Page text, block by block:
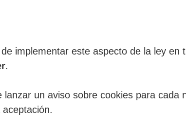
implementar este aspecto de la ley
.
lanzar un aviso sobre cookies para